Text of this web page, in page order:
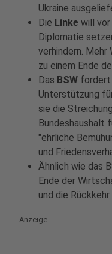
Ukraine
Die Linke will vor
Diplomatie
verhindern.
zu einem Ende
Das BSW fordert
Unterstützung
sie die
Bundeshaushalt
"ehrliche
und
Ähnlich wie das
Ende der
und die
Anzeige